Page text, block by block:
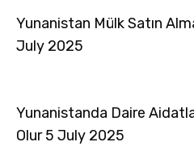
Yunanistan Mülk Satın
July 2025
Yunanistanda Daire
Olur 5 July 2025